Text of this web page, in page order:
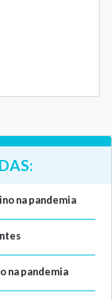
na pandemia
na pandemia